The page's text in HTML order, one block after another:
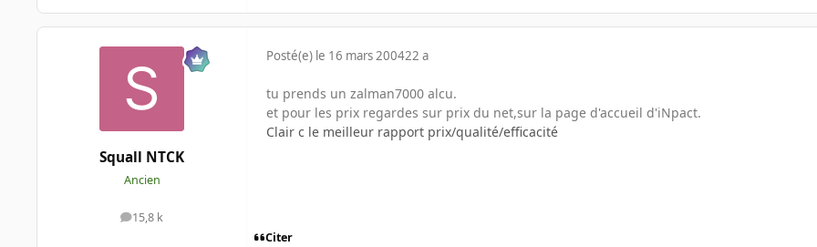
Squall NTCK
Ancien
15,8 k
messages
Posté(e) le 16 mars 200422 a
tu prends un zalman7000 alcu.
et pour les prix regardes sur prix du net,sur la page d'accueil d'iNpact.
Clair c le meilleur rapport prix/qualité/efficacité
Citer